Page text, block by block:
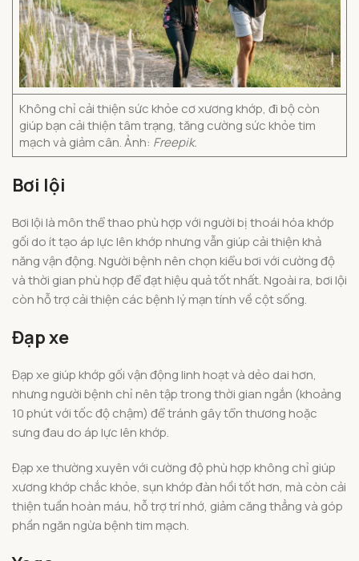
Không chỉ cải thiện sức khỏe cơ xương khớp, đi bộ còn
giúp bạn cải thiện tâm trạng, tăng cường sức khỏe tim
mạch và giảm cân. Ảnh: Freepik.
Bơi lội
Bơi lội là môn thể thao phù hợp với người bị thoái hóa khớp
gối do ít tạo áp lực lên khớp nhưng vẫn giúp cải thiện khả
năng vận động. Người bệnh nên chọn kiểu bơi với cường độ
và thời gian phù hợp để đạt hiệu quả tốt nhất. Ngoài ra, bơi lội
còn hỗ trợ cải thiện các bệnh lý mạn tính về cột sống.
Đạp xe
Đạp xe giúp khớp gối vận động linh hoạt và dẻo dai hơn,
nhưng người bệnh chỉ nên tập trong thời gian ngắn (khoảng
10 phút với tốc độ chậm) để tránh gây tổn thương hoặc
sưng đau do áp lực lên khớp.
Đạp xe thường xuyên với cường độ phù hợp không chỉ giúp
xương khớp chắc khỏe, sụn khớp đàn hồi tốt hơn, mà còn cải
thiện tuần hoàn máu, hỗ trợ trí nhớ, giảm căng thẳng và góp
phần ngăn ngừa bệnh tim mạch.